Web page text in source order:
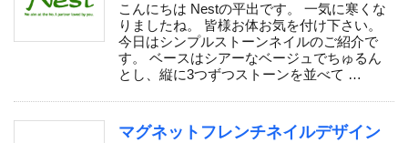
こんにちは Nestの平出です。 一気に寒くな
りましたね。 皆様お体お気を付け下さい。
今日はシンプルストーンネイルのご紹介で
す。 ベースはシアーなベージュでちゅるん
とし、縦に3つずつストーンを並べて …
マグネットフレンチネイルデザイン